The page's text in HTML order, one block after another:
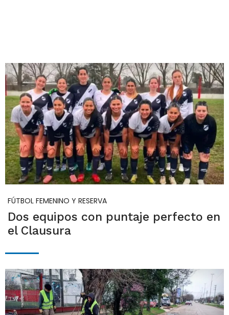
FÚTBOL FEMENINO Y RESERVA
Dos equipos con puntaje perfecto en
el Clausura